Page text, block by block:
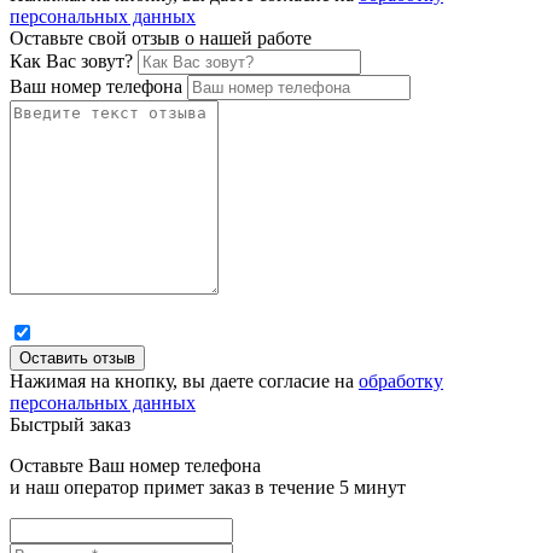
персональных данных
Оставьте свой отзыв о нашей работе
Как Вас зовут?
Ваш номер телефона
Нажимая на кнопку, вы даете согласие на обработку
персональных данных
Быстрый заказ
Оставьте Ваш номер телефона
и наш оператор примет заказ в течение 5 минут